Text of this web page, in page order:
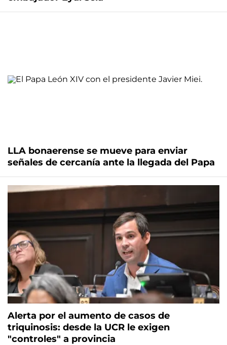
LLA bonaerense se mueve para enviar
señales de cercanía ante la llegada del Papa
Alerta por el aumento de casos de
triquinosis: desde la UCR le exigen
"controles" a provincia